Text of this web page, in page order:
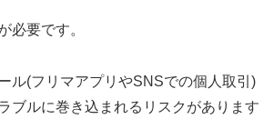
必要です。
ル(フリマアプリやSNSでの個人取引)
ブルに巻き込まれるリスクがあります